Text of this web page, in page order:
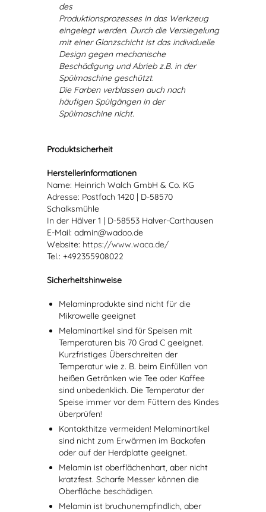
des
Produktionsprozesses in das Werkzeug
eingelegt werden. Durch die Versiegelung
mit einer Glanzschicht ist das individuelle
Design gegen mechanische
Beschädigung und Abrieb z.B. in der
Spülmaschine geschützt.
Die Farben verblassen auch nach
häufigen Spülgängen in der
Spülmaschine nicht.
Produktsicherheit
Herstellerinformationen
Name: Heinrich Walch GmbH & Co. KG
Adresse: Postfach 1420 | D-58570
Schalksmühle
In der Hälver 1 | D-58553 Halver-Carthausen
E-Mail: admin@wadoo.de
Website: https://www.waca.de/
Tel.: +492355908022
Sicherheitshinweise
Melaminprodukte sind nicht für die
Mikrowelle geeignet
Melaminartikel sind für Speisen mit
Temperaturen bis 70 Grad C geeignet.
Kurzfristiges Überschreiten der
Temperatur wie z. B. beim Einfüllen von
heißen Getränken wie Tee oder Kaffee
sind unbedenklich. Die Temperatur der
Speise immer vor dem Füttern des Kindes
überprüfen!
Kontakthitze vermeiden! Melaminartikel
sind nicht zum Erwärmen im Backofen
oder auf der Herdplatte geeignet.
Melamin ist oberflächenhart, aber nicht
kratzfest. Scharfe Messer können die
Oberfläche beschädigen.
Melamin ist bruchunempfindlich, aber